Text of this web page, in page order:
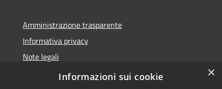
Amministrazione trasparente
Informativa privacy
Note legali
Dichiarazione di accessibilità
×
Informazioni sui cookie